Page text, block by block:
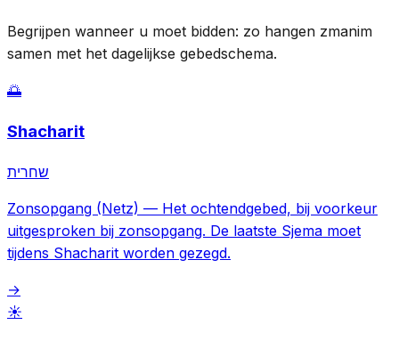
Begrijpen wanneer u moet bidden: zo hangen zmanim
samen met het dagelijkse gebedschema.
🌅
Shacharit
שחרית
Zonsopgang (Netz) — Het ochtendgebed, bij voorkeur
uitgesproken bij zonsopgang. De laatste Sjema moet
tijdens Shacharit worden gezegd.
→
☀️